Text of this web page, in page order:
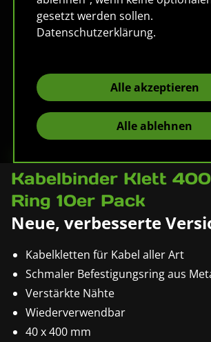
gesetzt werden sollen.
Datenschutzerklärung.
Alle akzeptieren
Alle ablehnen
Pronomic KB-400R-
Kabelbinder Klett
Ring 10er Pack
Neue, verbesserte
Kabelkletten für Kabel aller Art
Schmaler Befestigungsring aus
Verstärkte Nähte
Wiederverwendbar
40 x 400 mm